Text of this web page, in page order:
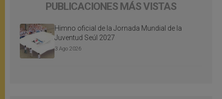
PUBLICACIONES MÁS VISTAS
Himno oficial de la Jornada Mundial de la
Juventud Seúl 2027
3 Ago 2026